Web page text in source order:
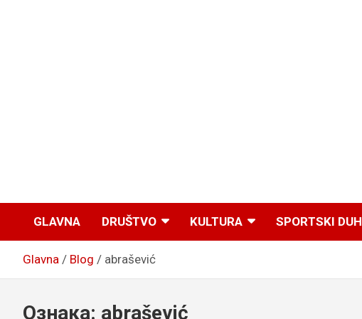
GLAVNA DRUŠTVO KULTURA SPORTSKI DUH
Glavna Blog abrašević
Ознака: abrašević